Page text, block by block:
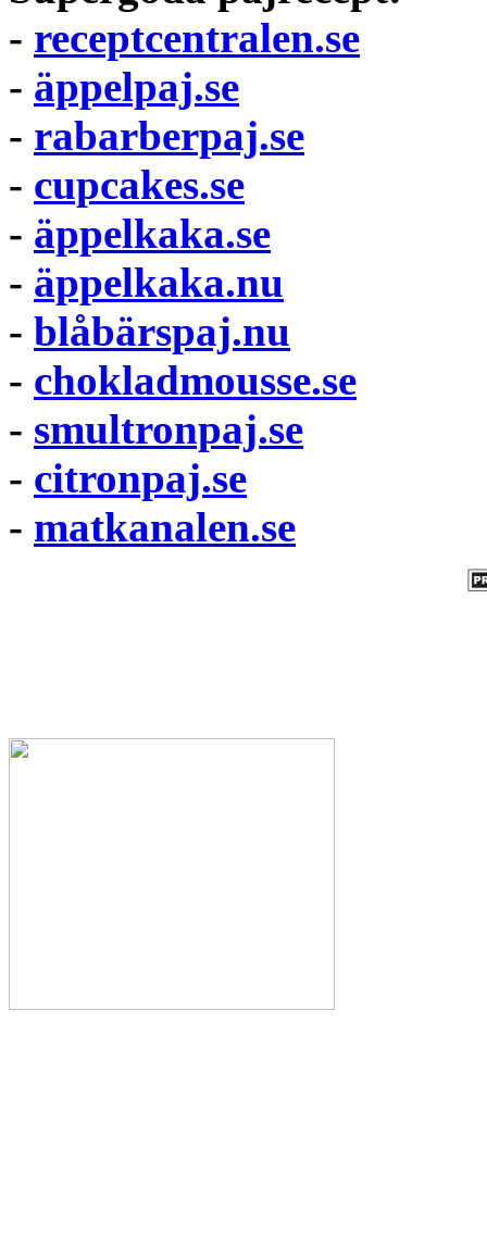
- receptcentralen.se
- äppelpaj.se
- rabarberpaj.se
- cupcakes.se
- äppelkaka.se
- äppelkaka.nu
- blåbärspaj.nu
- chokladmousse.se
- smultronpaj.se
- citronpaj.se
- matkanalen.se